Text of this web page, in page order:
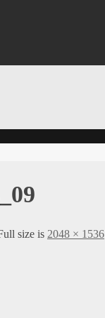
size is 2048 × 1536